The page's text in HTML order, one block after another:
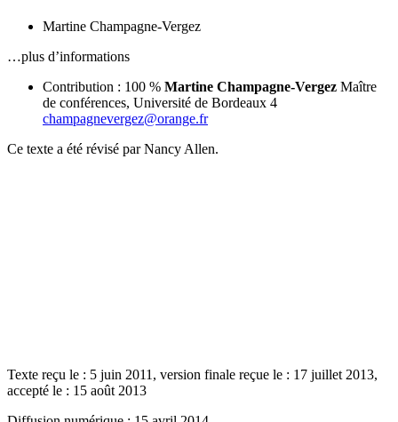
Martine Champagne-Vergez
…plus d’informations
Contribution : 100 % Martine Champagne-Vergez Maître
de conférences, Université de Bordeaux 4
champagnevergez@orange.fr
Ce texte a été révisé par Nancy Allen.
Texte reçu le : 5 juin 2011, version finale reçue le : 17 juillet 2013,
accepté le : 15 août 2013